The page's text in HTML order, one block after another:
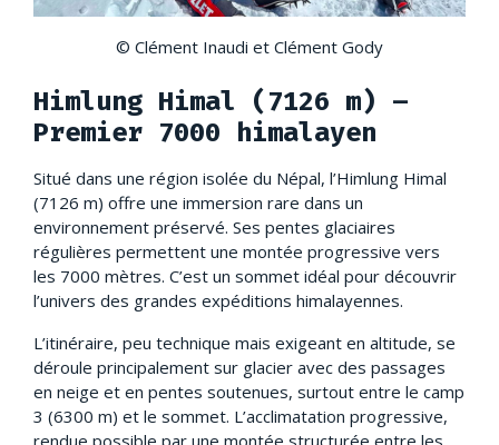
© Clément Inaudi et Clément Gody
Himlung Himal (7126 m) –
Premier 7000 himalayen
Situé dans une région isolée du Népal, l’Himlung Himal
(7126 m) offre une immersion rare dans un
environnement préservé. Ses pentes glaciaires
régulières permettent une montée progressive vers
les 7000 mètres. C’est un sommet idéal pour découvrir
l’univers des grandes expéditions himalayennes.
L’itinéraire, peu technique mais exigeant en altitude, se
déroule principalement sur glacier avec des passages
en neige et en pentes soutenues, surtout entre le camp
3 (6300 m) et le sommet. L’acclimatation progressive,